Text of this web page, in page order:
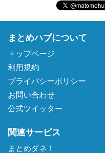
まとめハブについて
トップページ
利用規約
プライバシーポリシー
お問い合わせ
公式ツイッター
関連サービス
まとめダネ！